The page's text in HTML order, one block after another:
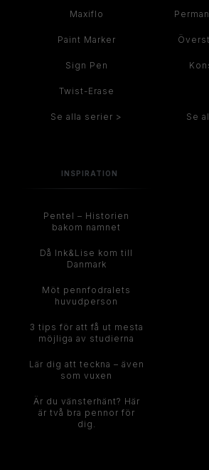
Maxiflo
Paint Marker
Sign Pen
Twist-Erase
Se alla serier > Se
INSPIRATION
Pentel – Historien
bakom namnet
Då Ink&Lise kom till
Danmark
Möt pennfodralets
huvudperson
3 tips för att få ut mesta
möjliga av studierna
Lär dig att teckna – även
som vuxen
Är du vänsterhänt? Här
är två bra pennor för
dig.